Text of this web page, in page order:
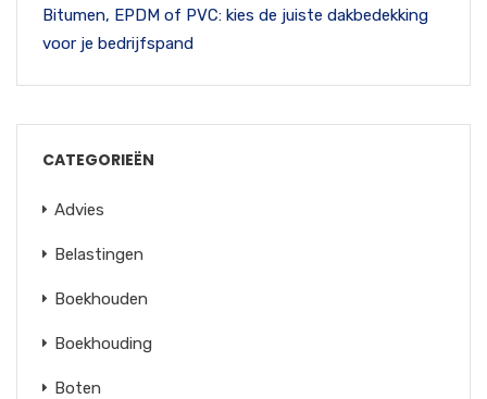
Bitumen, EPDM of PVC: kies de juiste dakbedekking
voor je bedrijfspand
CATEGORIEËN
Advies
Belastingen
Boekhouden
Boekhouding
Boten